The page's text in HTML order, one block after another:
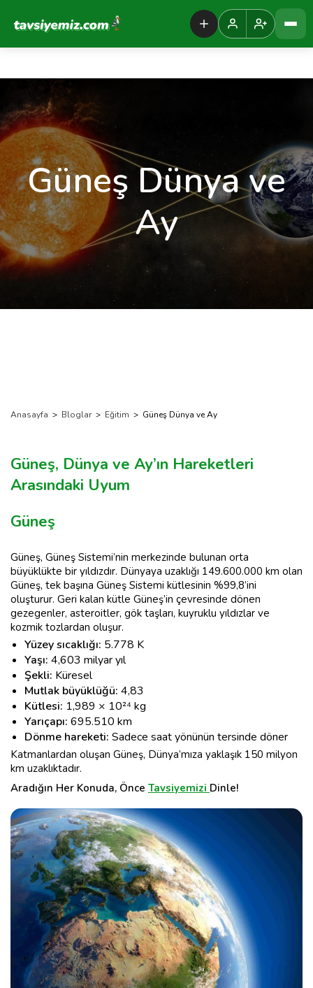
Tavsiyemiz Anasayfa
Güneş Dünya ve
Ay
Anasayfa > Bloglar > Eğitim > Güneş Dünya ve Ay
Güneş, Dünya ve Ay’ın Hareketleri
Arasındaki Uyum
Güneş
Güneş, Güneş Sistemi’nin merkezinde bulunan orta
büyüklükte bir yıldızdır. Dünyaya uzaklığı 149.600.000 km olan
Güneş, tek başına Güneş Sistemi kütlesinin %99,8’ini
oluşturur. Geri kalan kütle Güneş’in çevresinde dönen
gezegenler, asteroitler, gök taşları, kuyruklu yıldızlar ve
kozmik tozlardan oluşur.
Yüzey sıcaklığı: 5.778 K
Yaşı: 4,603 milyar yıl
Şekli: Küresel
Mutlak büyüklüğü: 4,83
Kütlesi: 1,989 × 10²⁴ kg
Yarıçapı: 695.510 km
Dönme hareketi: Sadece saat yönünün tersinde döner
Katmanlardan oluşan Güneş, Dünya’mıza yaklaşık 150 milyon
km uzaklıktadır.
Aradığın Her Konuda, Önce Tavsiyemizi Dinle!